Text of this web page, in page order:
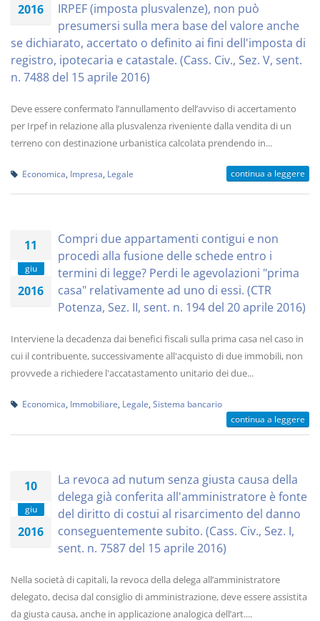
2016
IRPEF (imposta plusvalenze), non può
presumersi sulla mera base del valore anche
se dichiarato, accertato o definito ai fini dell'imposta di
registro, ipotecaria e catastale. (Cass. Civ., Sez. V, sent.
n. 7488 del 15 aprile 2016)
Deve essere confermato l’annullamento dell’avviso di accertamento
per Irpef in relazione alla plusvalenza riveniente dalla vendita di un
terreno con destinazione urbanistica calcolata prendendo in...
Economica Impresa Legale continua a leggere
11
giu
2016
Compri due appartamenti contigui e non
procedi alla fusione delle schede entro i
termini di legge? Perdi le agevolazioni "prima
casa" relativamente ad uno di essi. (CTR
Potenza, Sez. II, sent. n. 194 del 20 aprile 2016)
Interviene la decadenza dai benefici fiscali sulla prima casa nel caso in
cui il contribuente, successivamente all'acquisto di due immobili, non
provvede a richiedere l'accatastamento unitario dei due...
Economica Immobiliare Legale Sistema bancario
continua a leggere
10
giu
2016
La revoca ad nutum senza giusta causa della
delega già conferita all'amministratore è fonte
del diritto di costui al risarcimento del danno
conseguentemente subito. (Cass. Civ., Sez. I,
sent. n. 7587 del 15 aprile 2016)
Nella società di capitali, la revoca della delega all’amministratore
delegato, decisa dal consiglio di amministrazione, deve essere assistita
da giusta causa, anche in applicazione analogica dell’art....